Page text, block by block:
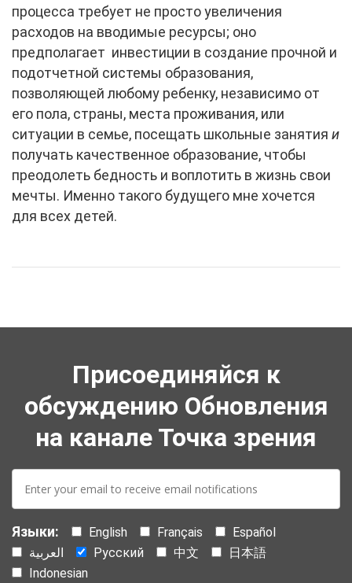
процесса требует не просто увеличения
расходов на вводимые ресурсы; оно
предполагает инвестиции в создание прочной и
подотчетной системы образования,
позволяющей любому ребенку, независимо от
его пола, страны, места проживания, или
ситуации в семье, посещать школьные занятия и
получать качественное образование, чтобы
преодолеть бедность и воплотить в жизнь свои
мечты. Именно такого будущего мне хочется
для всех детей.
Присоединяйся к
обсуждению Обновления
на канале Точка зрения
mail:
Языки: English Français
Español
العربية
Русский 中文
日本語
Indonesian